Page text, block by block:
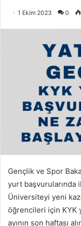
1 Ekim 2023 0
Gençlik ve Spor
yurt başvurularında
Üniversiteyi yeni
öğrencileri için KYK
ayının son haftası